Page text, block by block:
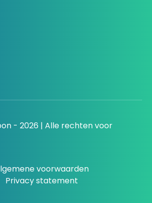
- 2026 | Alle rechten voor
voorwaarden
Privacy statement